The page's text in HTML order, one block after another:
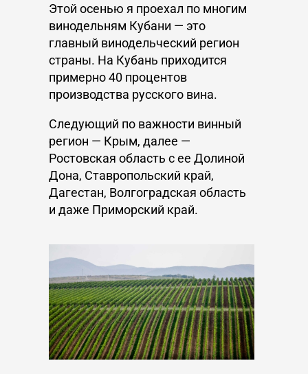
Этой осенью я проехал по многим
винодельням Кубани — это
главный винодельческий регион
страны. На Кубань приходится
примерно 40 процентов
производства русского вина.
Следующий по важности винный
регион — Крым, далее —
Ростовская область с ее Долиной
Дона, Ставропольский край,
Дагестан, Волгоградская область
и даже Приморский край.